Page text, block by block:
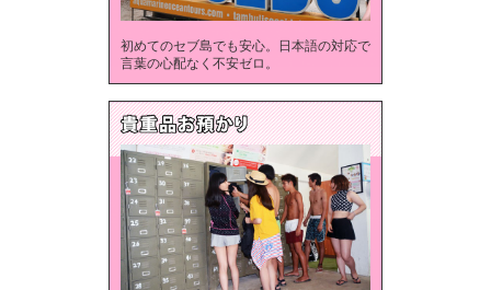
初めてのセブ島でも安心。日本語の対応で
言葉の心配なく不安ゼロ。